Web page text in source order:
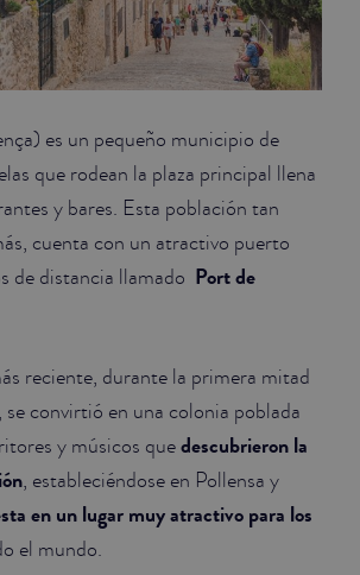
es un pequeño municipio de
que rodean la plaza principal llena
y bares. Esta población tan
cuenta con un atractivo puerto
de distancia llamado Port de
reciente, durante la primera mitad
se convirtió en una colonia poblada
y músicos quedescubrieron la
, estableciéndose en Pollensa y
en un lugar muy atractivo para los
el mundo.